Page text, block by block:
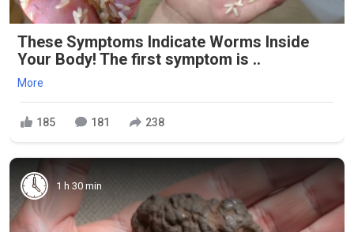
These Symptoms Indicate Worms Inside
Your Body! The first symptom is ..
More
185 181 238
1 h 30 min